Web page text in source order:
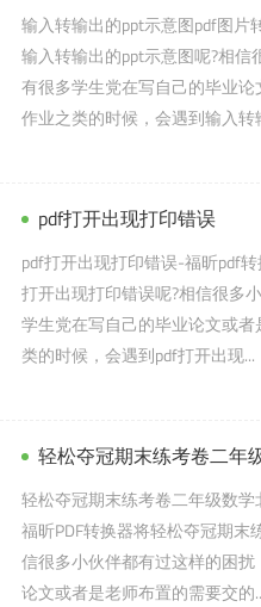
输入转输出的ppt示意图pdf图片
输入转输出的ppt示意图呢?相
有很多学生党在写自己的毕业
作业之类的时候，会遇到输入转
pdf打开出现打印错误
pdf打开出现打印错误-福昕pdf
打开出现打印错误呢?相信很多
学生党在写自己的毕业论文或
类的时候，会遇到pdf打开出现...
轻松夺冠期末练考卷二年
轻松夺冠期末练考卷二年级数
福昕PDF转换器将轻松夺冠期末
信很多小伙伴都有过这样的困
论文或者是老师布置的需要交的